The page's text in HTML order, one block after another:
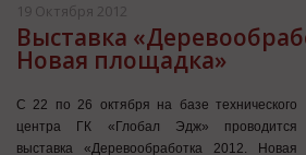
19 Октября 2012
Выставка
Новая площадка»
С 22 по 26 октября на базе технического
центра ГК «Глобал Эдж» проводится
выставка «Деревообработка 2012. Новая